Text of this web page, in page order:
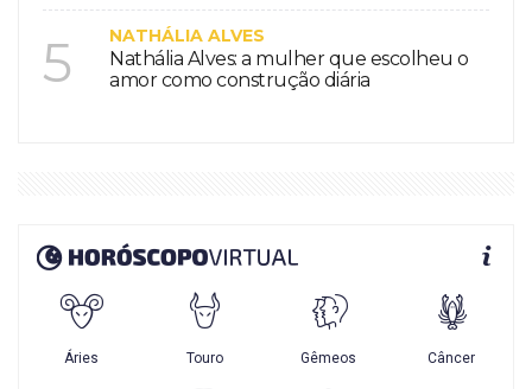
5 NATHÁLIA ALVES
Nathália Alves: a mulher que escolheu o
amor como construção diária